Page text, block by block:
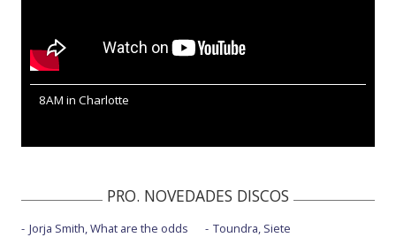
8AM in Charlotte
PRO. NOVEDADES DISCOS
Jorja Smith, What are the odds
Toundra, Siete